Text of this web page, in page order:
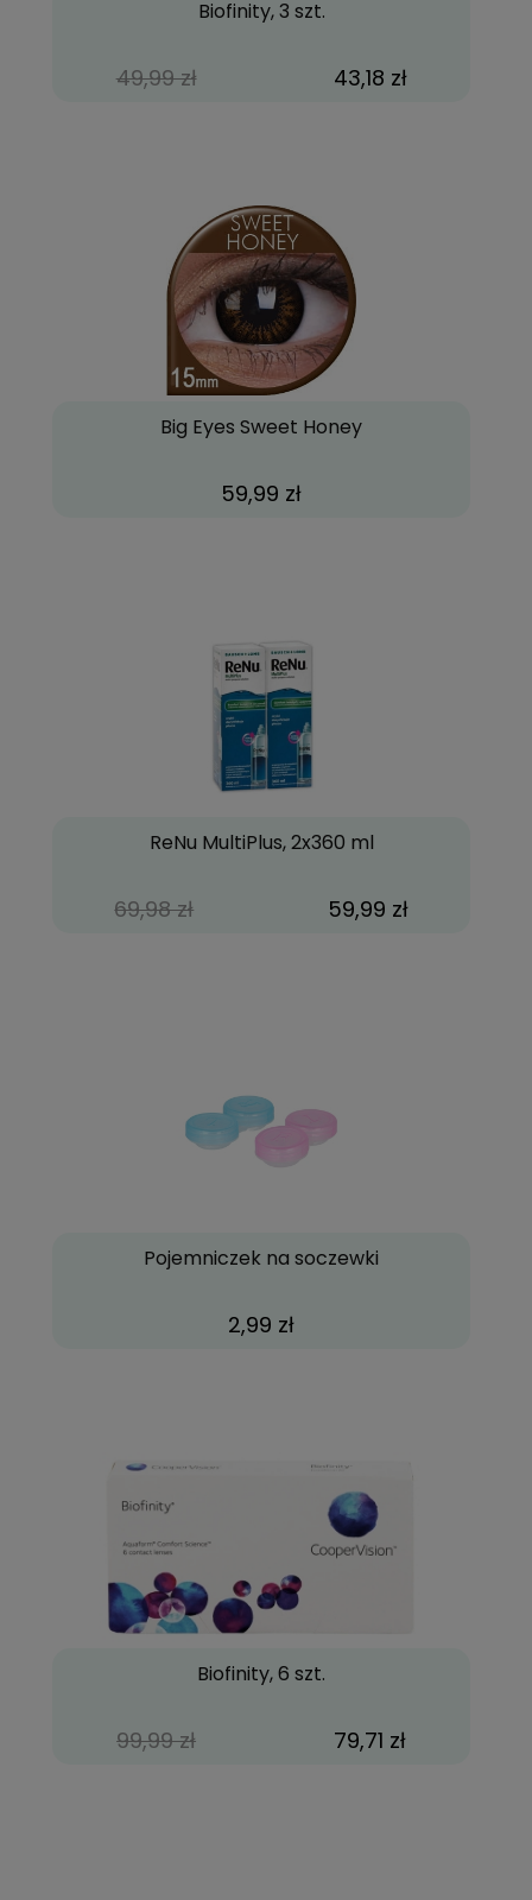
Biofinity, 3 szt.
49,99 zł 43,18 zł
Big Eyes Sweet Honey
59,99 zł
ReNu MultiPlus, 2x360 ml
69,98 zł 59,99 zł
Pojemniczek na soczewki
2,99 zł
Biofinity, 6 szt.
99,99 zł 79,71 zł